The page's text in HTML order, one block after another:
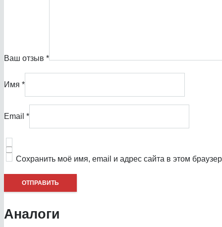
Ваш отзыв *
Имя *
Email *
Сохранить моё имя, email и адрес сайта в этом
Аналоги